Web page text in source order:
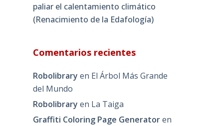
paliar el calentamiento climático
(Renacimiento de la Edafología)
Comentarios recientes
Robolibrary en El Árbol Más Grande
del Mundo
Robolibrary en La Taiga
Graffiti Coloring Page Generatoren